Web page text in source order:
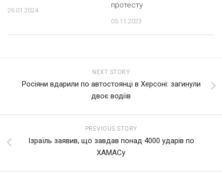
26.01.2024
протесту
05.11.2023
NEXT STORY
Росіяни вдарили по автостоянці в Херсоні: загинули
двоє водіїв
PREVIOUS STORY
Ізраїль заявив, що завдав понад 4000 ударів по
ХАМАСу